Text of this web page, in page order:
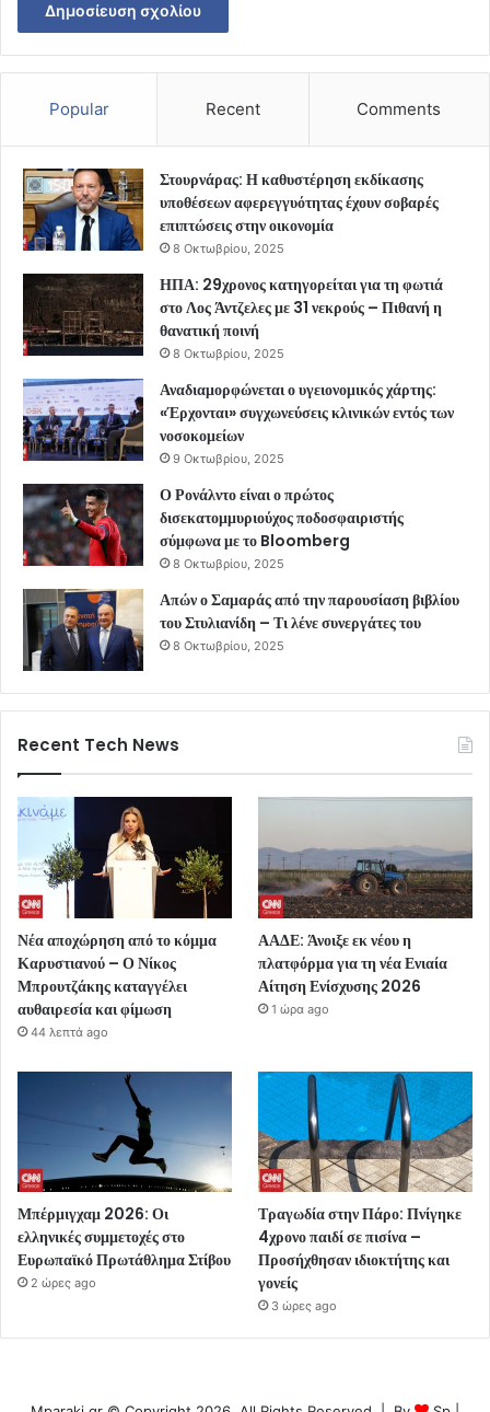
Popular Recent Comments
Στουρνάρας: Η καθυστέρηση εκδίκασης
υποθέσεων αφερεγγυότητας έχουν σοβαρές
επιπτώσεις στην οικονομία
8 Οκτωβρίου, 2025
ΗΠΑ: 29χρονος κατηγορείται για τη φωτιά
στο Λος Άντζελες με 31 νεκρούς – Πιθανή η
θανατική ποινή
8 Οκτωβρίου, 2025
Αναδιαμορφώνεται ο υγειονομικός χάρτης:
«Έρχονται» συγχωνεύσεις κλινικών εντός των
νοσοκομείων
9 Οκτωβρίου, 2025
Ο Ρονάλντο είναι ο πρώτος
δισεκατομμυριούχος ποδοσφαιριστής
σύμφωνα με το Bloomberg
8 Οκτωβρίου, 2025
Απών ο Σαμαράς από την παρουσίαση βιβλίου
του Στυλιανίδη – Τι λένε συνεργάτες του
8 Οκτωβρίου, 2025
Recent Tech News
Νέα αποχώρηση από το κόμμα
Καρυστιανού – Ο Νίκος
Μπρουτζάκης καταγγέλει
αυθαιρεσία και φίμωση
44 λεπτά ago
ΑΑΔΕ: Άνοιξε εκ νέου η
πλατφόρμα για τη νέα Ενιαία
Αίτηση Ενίσχυσης 2026
1 ώρα ago
Μπέρμιγχαμ 2026: Οι
ελληνικές συμμετοχές στο
Ευρωπαϊκό Πρωτάθλημα Στίβου
2 ώρες ago
Τραγωδία στην Πάρο: Πνίγηκε
4χρονο παιδί σε πισίνα –
Προσήχθησαν ιδιοκτήτης και
γονείς
3 ώρες ago